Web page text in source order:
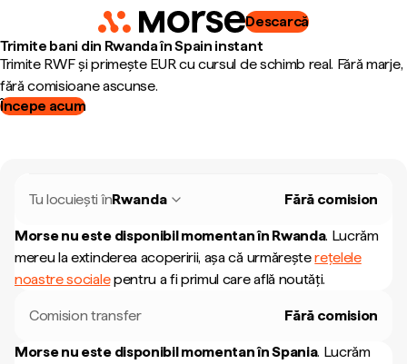
Descarcă
Trimite bani din Rwanda în Spain instant
Trimite RWF și primește EUR cu cursul de schimb real. Fără marje,
fără comisioane ascunse.
Începe acum
Tu locuiești înRwanda Fără comision
Morse nu este disponibil momentan în Rwanda. Lucrăm
mereu la extinderea acoperirii, așa că urmăreșterețelele
noastre socialepentru a fi primul care află noutăți.
Comision transfer Fără comision
Morse nu este disponibil momentan înSpania. Lucrăm